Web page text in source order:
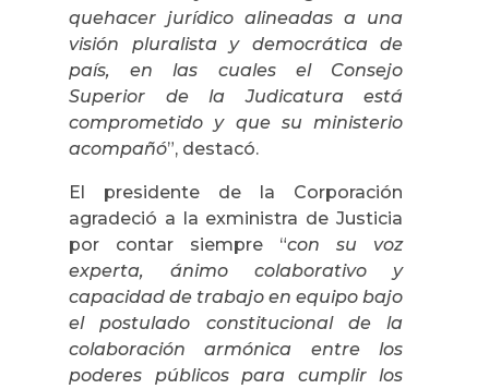
quehacer jurídico alineadas a una
visión pluralista y democrática de
país, en las cuales el Consejo
Superior de la Judicatura está
comprometido y que su ministerio
acompañó”, destacó.
El presidente de la Corporación
agradeció a la exministra de Justicia
por contar siempre “con su voz
experta, ánimo colaborativo y
capacidad de trabajo en equipo bajo
el postulado constitucional de la
colaboración armónica entre los
poderes públicos para cumplir los